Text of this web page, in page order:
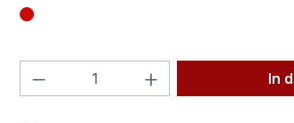
Produkt Anzahl: Gib den
In